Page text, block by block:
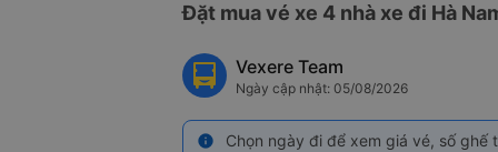
Đặt mua vé xe 4 nhà xe đi Hà
Vexere Team
Ngày cập nhật: 05/08/2026
info Chọn ngày đi để xem giá vé, số